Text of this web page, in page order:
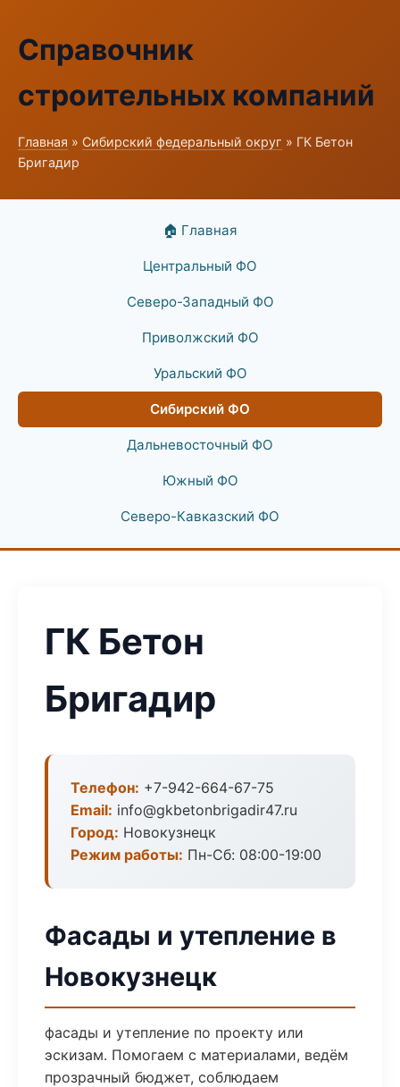
Справочник
строительных компаний
Главная » Сибирский федеральный округ » ГК Бетон
Бригадир
🏠 Главная
Центральный ФО
Северо-Западный ФО
Приволжский ФО
Уральский ФО
Сибирский ФО
Дальневосточный ФО
Южный ФО
Северо-Кавказский ФО
ГК Бетон
Бригадир
Телефон: +7-942-664-67-75
Email: info@gkbetonbrigadir47.ru
Город: Новокузнецк
Режим работы: Пн-Сб: 08:00-19:00
Фасады и утепление в
Новокузнецк
фасады и утепление по проекту или
эскизам. Помогаем с материалами, ведём
прозрачный бюджет, соблюдаем